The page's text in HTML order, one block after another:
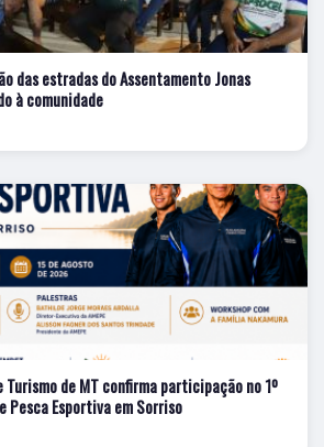
das estradas do Assentamento Jonas
à comunidade
de MT confirma participação no 1º
Pesca Esportiva em Sorriso